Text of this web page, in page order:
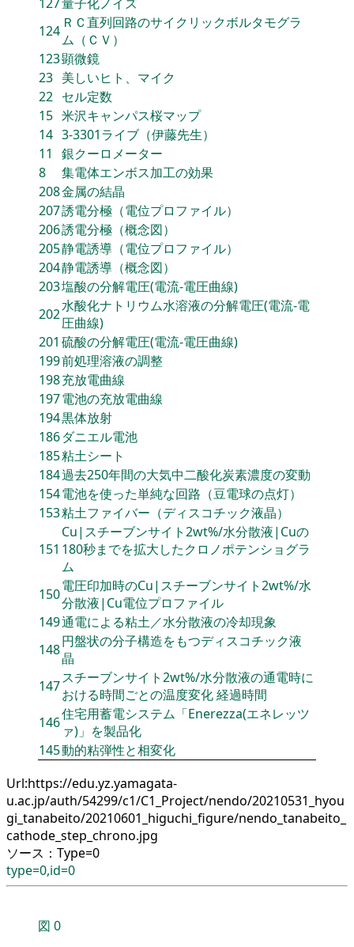
124 ＲＣ直列回路のサイクリックボルタモグラ
ム（ＣＶ）
123顕微鏡
23 美しいヒト、マイク
22 セル定数
15 米沢キャンパス桜マップ
14 3-3301ライブ（伊藤先生）
11
銀クーロメーター
8
集電体エンボス加工の効果
208金属の結晶
207誘電分極（電位プロファイル）
206誘電分極（概念図）
205静電誘導（電位プロファイル）
204静電誘導（概念図）
203塩酸の分解電圧(電流‐電圧曲線)
202水酸化ナトリウム水溶液の分解電圧(電流‐電
圧曲線)
201 硫酸の分解電圧(電流‐電圧曲線)
199前処理溶液の調整
198充放電曲線
197電池の充放電曲線
194黒体放射
186ダニエル電池
185粘土シート
184過去250年間の大気中二酸化炭素濃度の変動
154電池を使った単純な回路（豆電球の点灯）
153粘土ファイバー（ディスコチック液晶）
151
Cu|スチーブンサイト2wt%/水分散液|Cuの
180秒までを拡大したクロノポテンショグラ
ム
150電圧印加時のCu|スチーブンサイト2wt%/水
分散液|Cu電位プロファイル
149通電による粘土／水分散液の冷却現象
148円盤状の分子構造をもつディスコチック液
晶
147スチーブンサイト2wt%/水分散液の通電時に
おける時間ごとの温度変化 経過時間
146住宅用蓄電システム「Enerezza(エネレッツ
ァ)」を製品化
145動的粘弾性と相変化
Url:https://edu.yz.yamagata-
u.ac.jp/auth/54299/c1/C1_Project/nendo/20210531_hyou
gi_tanabeito/20210601_higuchi_figure/nendo_tanabeito_
cathode_step_chrono.jpg
ソース：Type=0
type=0,id=0
図 0